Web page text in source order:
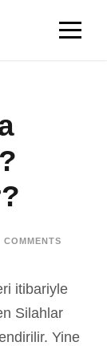
COMMENTS
itibariyle
Silahlar
Yine